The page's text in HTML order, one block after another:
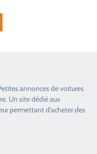
annonces devoitures
Un site dédié aux
permettant d’acheter des